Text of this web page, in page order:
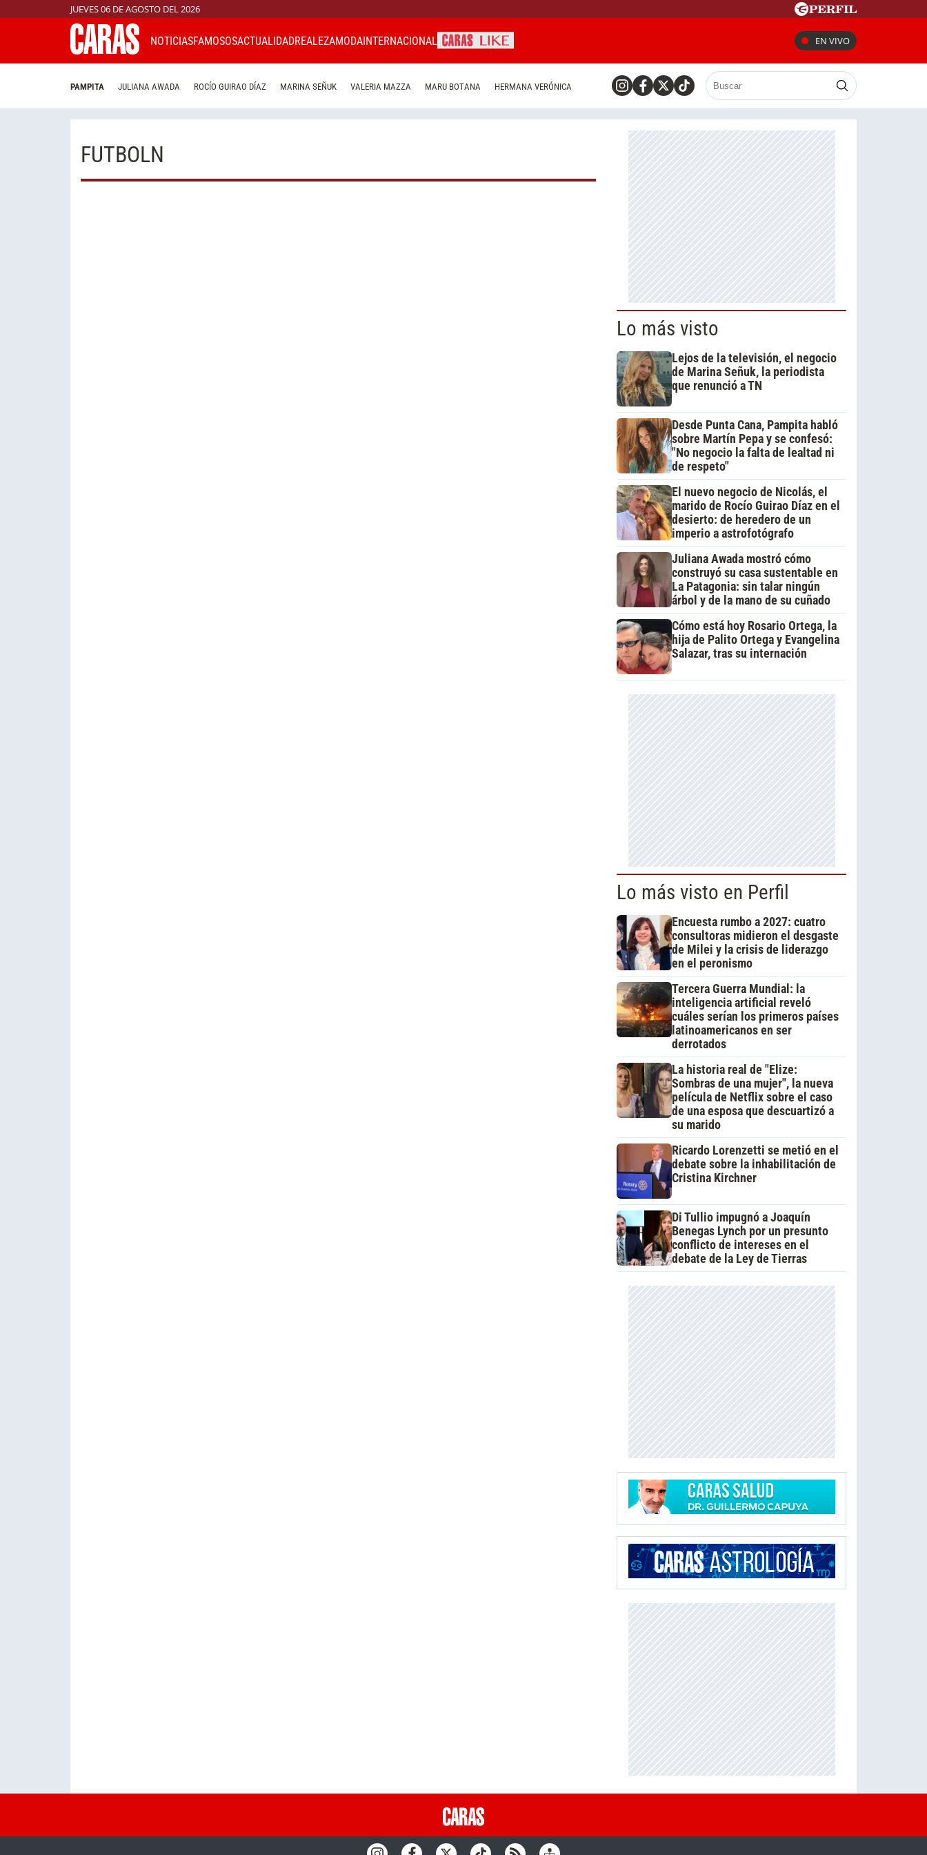
JUEVES 06 DE AGOSTO DEL 2026
NOTICIASFAMOSOSACTUALIDADREALEZAMODAINTERNACIONAL EN VIVO
PAMPITA JULIANA AWADA ROCÍO GUIRAO DÍAZ MARINA SEÑUK VALERIA MAZZA MARU BOTANA HERMANA VERÓNICA
FUTBOLN
Lo más visto
Lejos de la televisión, el negocio
de Marina Señuk, la periodista
que renunció a TN
Desde Punta Cana, Pampita habló
sobre Martín Pepa y se confesó:
"No negocio la falta de lealtad ni
de respeto"
El nuevo negocio de Nicolás, el
marido de Rocío Guirao Díaz en el
desierto: de heredero de un
imperio a astrofotógrafo
Juliana Awada mostró cómo
construyó su casa sustentable en
La Patagonia: sin talar ningún
árbol y de la mano de su cuñado
Cómo está hoy Rosario Ortega, la
hija de Palito Ortega y Evangelina
Salazar, tras su internación
Lo más visto en Perfil
Encuesta rumbo a 2027: cuatro
consultoras midieron el desgaste
de Milei y la crisis de liderazgo
en el peronismo
Tercera Guerra Mundial: la
inteligencia artificial reveló
cuáles serían los primeros países
latinoamericanos en ser
derrotados
La historia real de "Elize:
Sombras de una mujer", la nueva
película de Netflix sobre el caso
de una esposa que descuartizó a
su marido
Ricardo Lorenzetti se metió en el
debate sobre la inhabilitación de
Cristina Kirchner
Di Tullio impugnó a Joaquín
Benegas Lynch por un presunto
conflicto de intereses en el
debate de la Ley de Tierras